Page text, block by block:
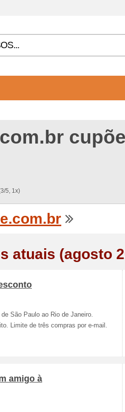
5, 1x)
atuais (agosto
São Paulo ao Rio de Janeiro.
Limite de três compras por e-mail.
amigo à